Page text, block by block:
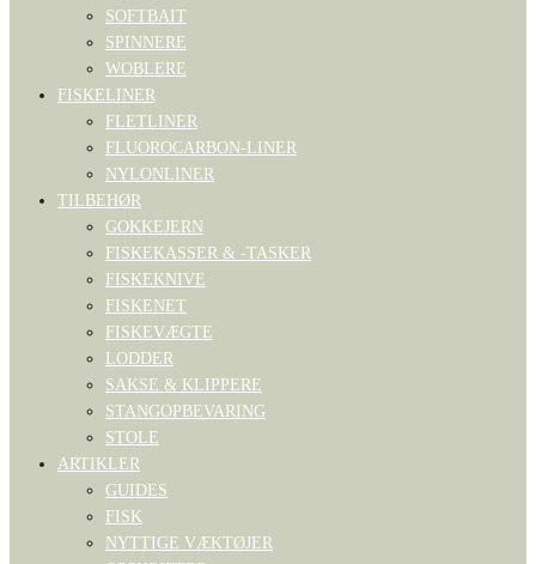
SOFTBAIT
SPINNERE
WOBLERE
FISKELINER
FLETLINER
FLUOROCARBON-LINER
NYLONLINER
TILBEHØR
GOKKEJERN
FISKEKASSER & -TASKER
FISKEKNIVE
FISKENET
FISKEVÆGTE
LODDER
SAKSE & KLIPPERE
STANGOPBEVARING
STOLE
ARTIKLER
GUIDES
FISK
NYTTIGE VÆKTØJER